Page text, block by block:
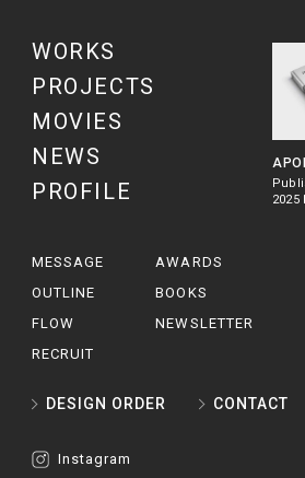
WORKS
PROJECTS
MOVIES
NEWS
PROFILE
2025
MESSAGE
AWARDS
OUTLINE
BOOKS
FLOW
NEWSLETTER
RECRUIT
DESIGN ORDER CONTACT
Instagram